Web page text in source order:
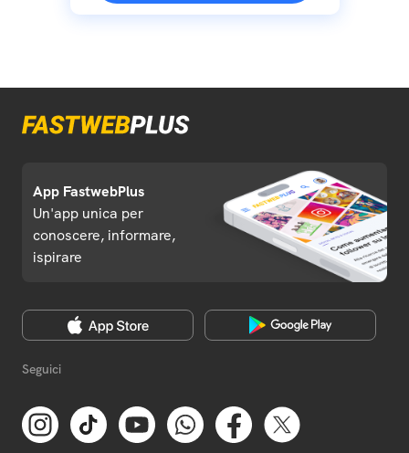
App FastwebPlus
Un'app unica per
conoscere, informare,
ispirare
Seguici